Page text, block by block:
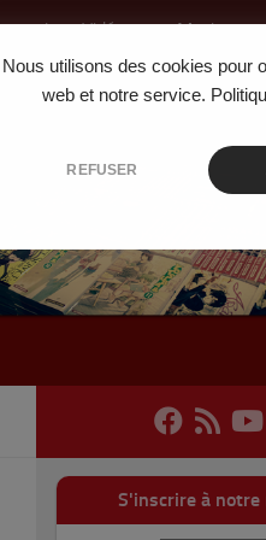
Nous utilisons des cookies pour
web et notre service.
REFUSER
Jeux Vidéo Musique
S'inscrire à